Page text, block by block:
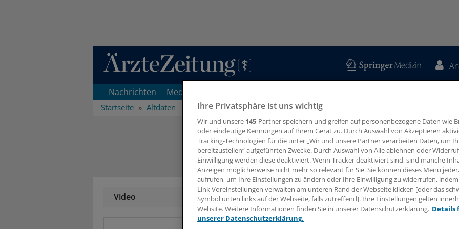
Direkt zum Inhaltsbereich
Nachrichten Medizin
Startseite Altdaten
Video
Ihre Privatsphäre ist uns wichtig
Wir und unsere 145-Partner speichern und greifen auf personenbezogene Daten wie
oder eindeutige Kennungen auf Ihrem Gerät zu. Durch Auswahl von Akzeptieren
Tracking-Technologien für die unter „Wir und unsere Partner verarbeiten Daten, um
bereitzustellen“ aufgeführten Zwecke. Durch Auswahl von Alle ablehnen oder
Einwilligung werden diese deaktiviert. Wenn Tracker deaktiviert sind, sind manche
Anzeigen möglicherweise nicht mehr so relevant für Sie. Sie können dieses Menü
aufrufen, um Ihre Einstellungen zu ändern oder Ihre Einwilligung zu widerrufen, indem
Link Voreinstellungen verwalten am unteren Rand der Webseite klicken [oder das
Symbol unten links auf der Webseite, falls zutreffend]. Ihre Einstellungen gelten
Website. Weitere Informationen finden Sie in unserer Datenschutzerklärung. Details
unserer Datenschutzerklärung.